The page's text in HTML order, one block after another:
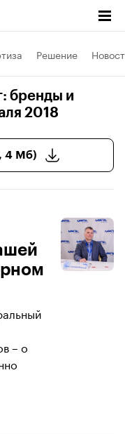
Решение
бренды и
2018
4 Мб)
– о